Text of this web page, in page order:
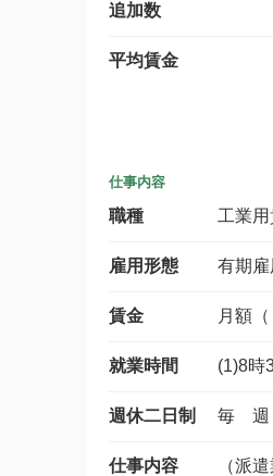
追加数
平均賃金
仕事内容
職種 工業
雇用形態 有期
賃金 月額
就業時間 (1)8時
週休二日制 毎 週
仕事内容
（派